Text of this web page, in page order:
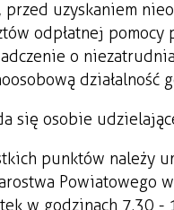
uzyskaniem
odpłatnej
o
działalność
się osobie
punktów należy
Powiatowego
w godzinach 7.30